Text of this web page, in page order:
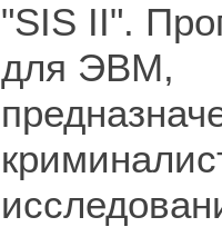
"SIS II".
для ЭВМ,